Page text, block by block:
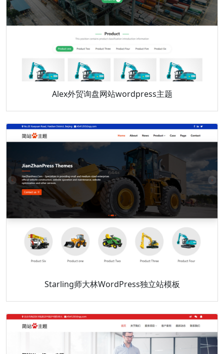
Alex外贸询盘网站wordpress主题
Starling师大林WordPress独立站模板